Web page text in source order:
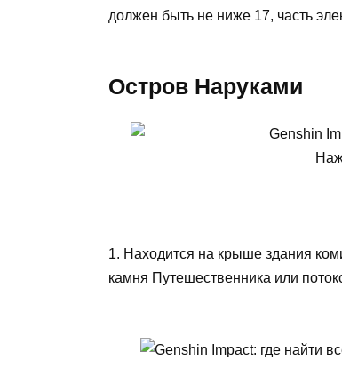
должен быть не ниже 17, часть
Остров Наруками
1. Находится на крыше здания
камня Путешественника или